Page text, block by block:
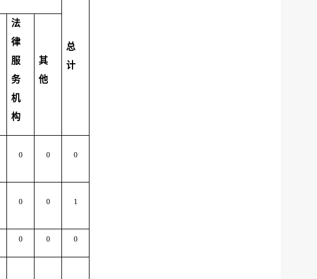
总
计
法
律
服
务
机
构
其
他
0 0 0
0 0 1
0 0 0